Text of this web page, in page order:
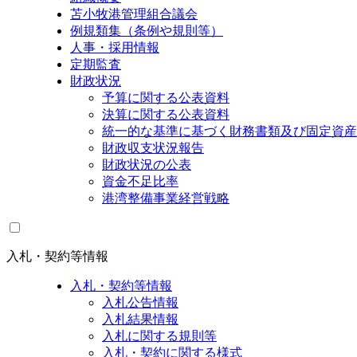
苫小牧港管理組合議会
例規類集（条例や規則等）
人事・採用情報
定期監査
財政状況
予算に関する公表資料
決算に関する公表資料
統一的な基準に基づく財務書類及び固定資
財政収支状況報告
財政状況の公表
資金不足比率
港湾整備事業経営戦略
入札・契約等情報
入札・契約等情報
入札公告情報
入札結果情報
入札に関する規則等
入札・契約に関する様式